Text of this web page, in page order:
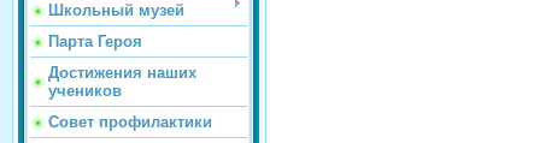
Школьный музей
Парта Героя
Достижения наших
учеников
Совет профилактики